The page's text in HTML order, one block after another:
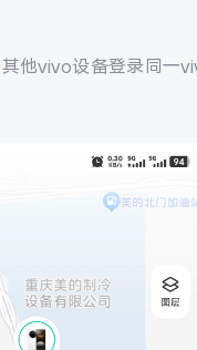
他vivo设备登录同一